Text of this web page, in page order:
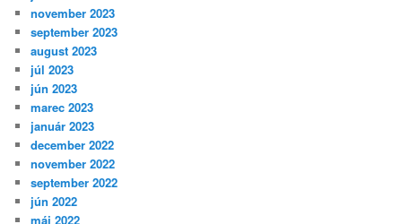
november 2023
september 2023
august 2023
júl 2023
jún 2023
marec 2023
január 2023
december 2022
november 2022
september 2022
jún 2022
máj 2022